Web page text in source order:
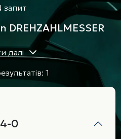
запит
DREHZAHLMESSER
далі
1
0